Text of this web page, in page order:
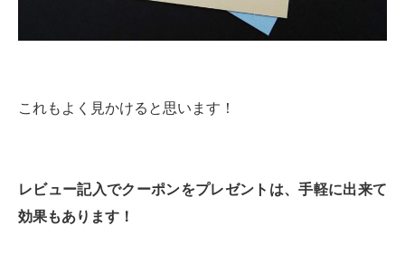
これもよく見かけると思います！
レビュー記入でクーポンをプレゼントは、手軽に出来て
効果もあります！